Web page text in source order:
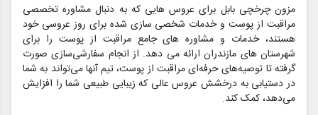
مزون چرخچی بابل برای عروس هایی که به دنبال مشاوره تخصصی
مراقبت از پوست و خدمات شخصی سازی شده برای روز عروسی خود
هستند، خدمات و مشاوره های جامع مراقبت از پوست را برای
شهرستان های مازندران ارائه می دهد. از انجام سفارشی‌سازی صورت
گرفته تا توصیه‌های حرفه‌ای مراقبت از پوست، تیم آنها می‌تواند به شما
در دستیابی به درخشش عروس عالی که زیبایی طبیعی شما را افزایش
می‌دهد، کمک کند.